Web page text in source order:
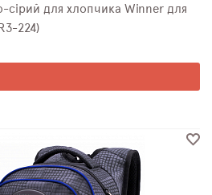
для хлопчика Winner для
224)